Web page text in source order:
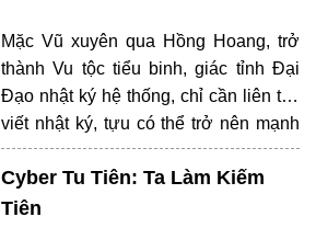
Mặc Vũ xuyên qua Hồng Hoang, trở
thành Vu tộc tiểu binh, giác tỉnh Đại
Đạo nhật ký hệ thống, chỉ cần liên tục
viết nhật ký, tựu có thể trở nên mạnh
mẽ. Không biết, hắn viết nhật ký,
nhưng trong lúc vô tình cải biến Hồng
Hoang ưu thế. 【 có nghe nói…
Cyber Tu Tiên: Ta Làm Kiếm
Tiên